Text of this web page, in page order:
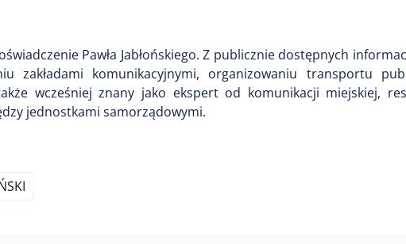
Pawła Jabłońskiego. Z publicznie dostępnych
zakładami komunikacyjnymi, organizowaniu transportu
wcześniej znany jako ekspert od komunikacji miejskiej,
jednostkami samorządowymi.